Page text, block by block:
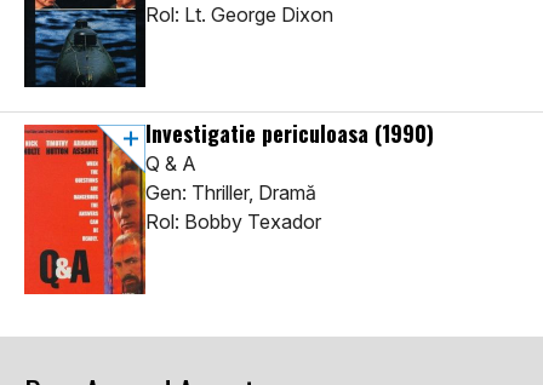
Rol: Lt. George Dixon
Investigatie periculoasa (1990)
Q & A
Gen: Thriller, Dramă
Rol: Bobby Texador